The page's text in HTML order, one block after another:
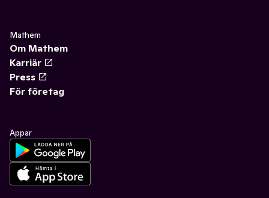
Mathem
Om Mathem
Karriär
Press
För företag
Appar